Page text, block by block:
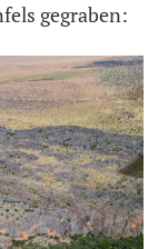
gegraben: